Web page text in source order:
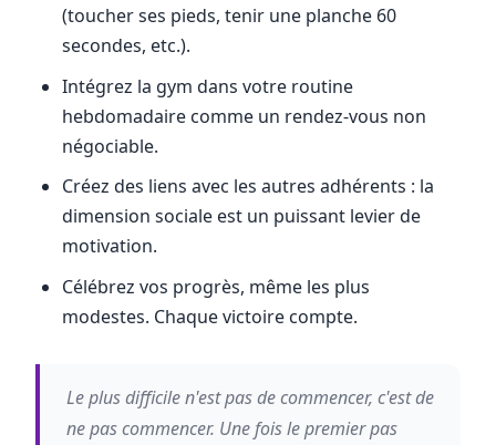
(toucher ses pieds, tenir une planche 60
secondes, etc.).
Intégrez la gym dans votre routine
hebdomadaire comme un rendez-vous non
négociable.
Créez des liens avec les autres adhérents : la
dimension sociale est un puissant levier de
motivation.
Célébrez vos progrès, même les plus
modestes. Chaque victoire compte.
Le plus difficile n'est pas de commencer, c'est de
ne pas commencer. Une fois le premier pas